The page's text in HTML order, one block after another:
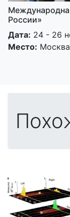
России»
Дата: 24 - 26
Место: